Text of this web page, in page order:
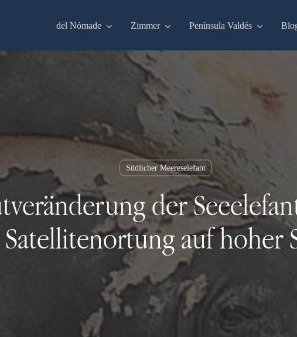
del Nómade Zimmer Península Valdés
Südlicher Meereselefant
der
Satellitenortung auf hoher